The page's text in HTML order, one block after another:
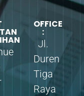
OFFICE
:
Jl.
Duren
Tiga
Raya